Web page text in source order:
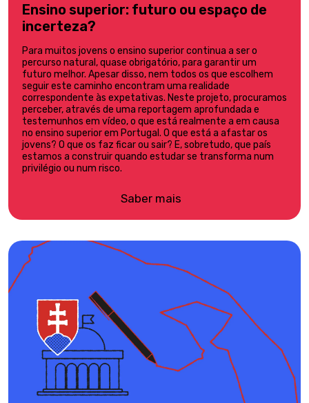
Ensino superior: futuro ou espaço de
incerteza?
Para muitos jovens o ensino superior continua a ser o
percurso natural, quase obrigatório, para garantir um
futuro melhor. Apesar disso, nem todos os que escolhem
seguir este caminho encontram uma realidade
correspondente às expetativas. Neste projeto, procuramos
perceber, através de uma reportagem aprofundada e
testemunhos em vídeo, o que está realmente a em causa
no ensino superior em Portugal. O que está a afastar os
jovens? O que os faz ficar ou sair? E, sobretudo, que país
estamos a construir quando estudar se transforma num
privilégio ou num risco.
Saber mais